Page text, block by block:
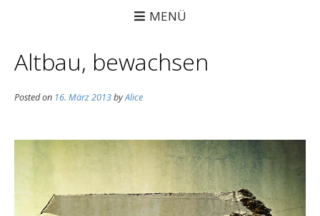
MENÜ
Altbau, bewachsen
Posted on 16. März 2013byAlice